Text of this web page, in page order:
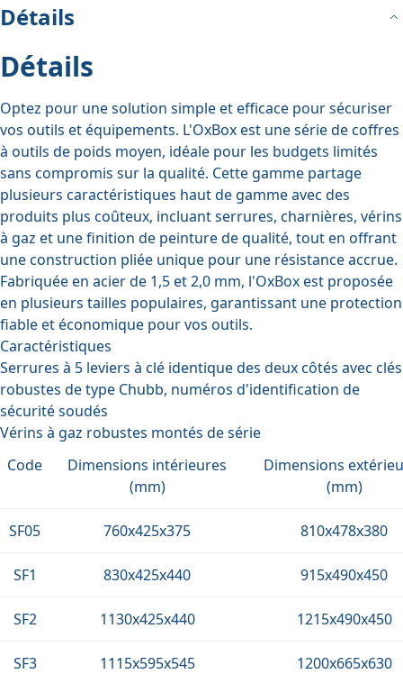
Détails
Détails
Optez pour une solution simple et efficace pour sécuriser
vos outils et équipements. L'OxBox est une série de coffres
à outils de poids moyen, idéale pour les budgets limités
sans compromis sur la qualité. Cette gamme partage
plusieurs caractéristiques haut de gamme avec des
produits plus coûteux, incluant serrures, charnières, vérins
à gaz et une finition de peinture de qualité, tout en offrant
une construction pliée unique pour une résistance accrue.
Fabriquée en acier de 1,5 et 2,0 mm, l'OxBox est proposée
en plusieurs tailles populaires, garantissant une protection
fiable et économique pour vos outils.
Caractéristiques
Serrures à 5 leviers à clé identique des deux côtés avec clés
robustes de type Chubb, numéros d'identification de
sécurité soudés
Vérins à gaz robustes montés de série
Code
Dimensions intérieures
(mm)
Dimensions
(mm)
SF05 760x425x375 810x478x380
SF1 830x425x440 915x490x450
SF2 1130x425x440 1215x490x450
SF3 1115x595x545 1200x665x630